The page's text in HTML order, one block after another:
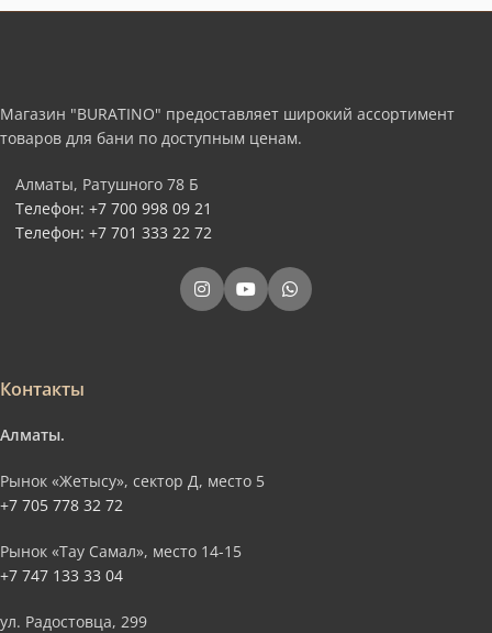
Магазин "BURATINO" предоставляет широкий ассортимент
товаров для бани по доступным ценам.
Алматы, Ратушного 78 Б
Телефон: +7 700 998 09 21
Телефон: +7 701 333 22 72
Контакты
Алматы.
Рынок «Жетысу», сектор Д, место 5
+7 705 778 32 72
Рынок «Тау Самал», место 14-15
+7 747 133 33 04
ул. Радостовца, 299